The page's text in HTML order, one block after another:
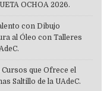
OCHOA 2026.
con Dibujo
al Óleo con Talleres
que Ofrece el
Saltillo de la UAdeC.